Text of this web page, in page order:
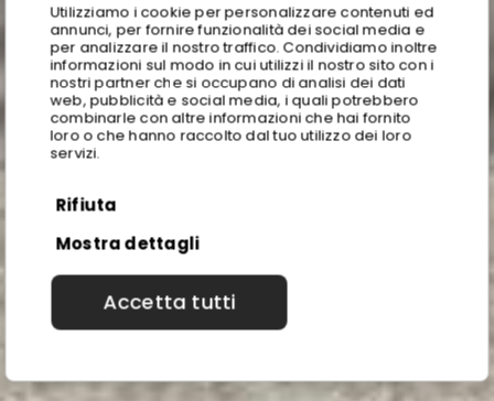
Utilizziamo i cookie per personalizzare contenuti ed
annunci, per fornire funzionalità dei social media e
per analizzare il nostro traffico. Condividiamo inoltre
informazioni sul modo in cui utilizzi il nostro sito con i
nostri partner che si occupano di analisi dei dati
web, pubblicità e social media, i quali potrebbero
combinarle con altre informazioni che hai fornito
loro o che hanno raccolto dal tuo utilizzo dei loro
servizi.
Rifiuta
Mostra dettagli
Accetta tutti